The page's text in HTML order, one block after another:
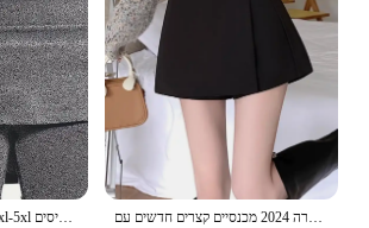
נשים אופנה פלוס גודל 1 xl-5xl חצאיות מכנסיים קצרים נשים בתוספת גודל בינוני ספורט מתיחה בינוני ספורט גולף עם כיסים חצאית שחורה לא סדירה שחורה בעונת האביב של אישה קצרה 2024 מכנסיים קצרים חדשים עם wasted ראש חצאית